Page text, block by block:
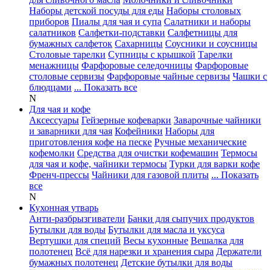
Наборы детской посуды для еды Наборы столовых
приборов Пиалы для чая и супа Салатники и наборы
салатников Салфетки-подставки Салфетницы для
бумажных салфеток Сахарницы Соусники и соусницы
Столовые тарелки Супницы с крышкой Тарелки
менажницы Фарфоровые селедочницы Фарфоровые
столовые сервизы Фарфоровые чайные сервизы Чашки с
блюдцами ... Показать все
N
Для чая и кофе
Аксессуары Гейзерные кофеварки Заварочные чайники
и заварники для чая Кофейники Наборы для
приготовления кофе на песке Ручные механические
кофемолки Средства для очистки кофемашин Термосы
для чая и кофе, чайники термосы Турки для варки кофе
Френч-прессы Чайники для газовой плиты ... Показать
все
N
Кухонная утварь
Анти-разбрызгиватели Банки для сыпучих продуктов
Бутылки для воды Бутылки для масла и уксуса
Вертушки для специй Весы кухонные Вешалка для
полотенец Всё для нарезки и хранения сыра Держатели
бумажных полотенец Детские бутылки для воды